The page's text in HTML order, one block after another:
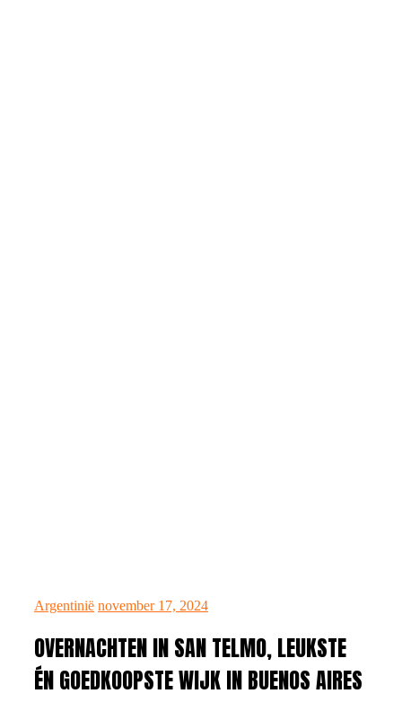
Argentinië november 17, 2024november
2024
OVERNACHTEN IN SAN TELMO, LEUKSTE
ÉN GOEDKOOPSTE WIJK IN BUENOS AIRES